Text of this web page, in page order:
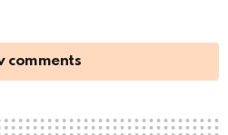
comments